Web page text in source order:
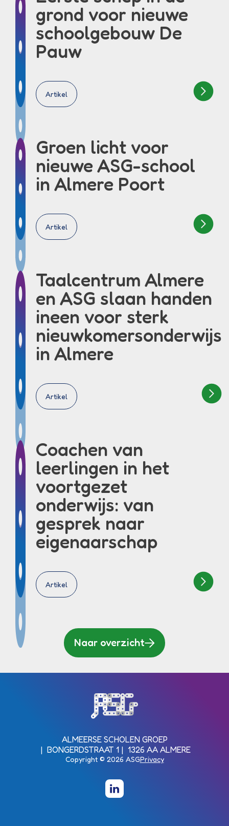
grond voor nieuwe
schoolgebouw De
Pauw
Artikel
Groen licht voor
nieuwe ASG-school
in Almere Poort
Artikel
Taalcentrum Almere
en ASG slaan handen
ineen voor sterk
nieuwkomersonderwijs
in Almere
Artikel
Coachen van
leerlingen in het
voortgezet
onderwijs: van
gesprek naar
eigenaarschap
Artikel
Naar overzicht
Almeerse Scholen Groep (ASG)
ALMEERSE SCHOLEN GROEP
BONGERDSTRAAT 1
1326 AA ALMERE
Copyright © 2026 ASGPrivacy